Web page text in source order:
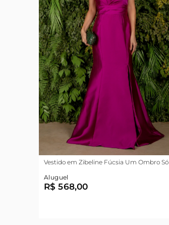
Vestido em Zibeline Fúcsia Um Ombro Só
Aluguel
R$ 568,00